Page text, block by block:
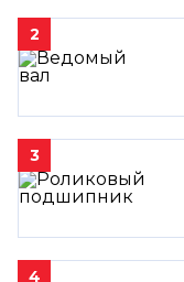
2
3
4